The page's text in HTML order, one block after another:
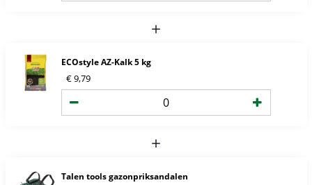
ECOstyle AZ-Kalk 5 kg
€9,79
Talen tools gazonpriksandalen